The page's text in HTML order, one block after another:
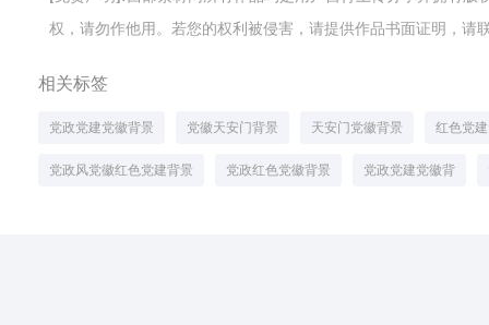
权，请勿作他用。若您的权利被侵害，请提供作品书面证明，请
相关标签
党政党建党徽背景 党徽天安门背景 天安门党徽背景 红色党
党政风党徽红色党建背景 党政红色党徽背景 党政党建党徽背